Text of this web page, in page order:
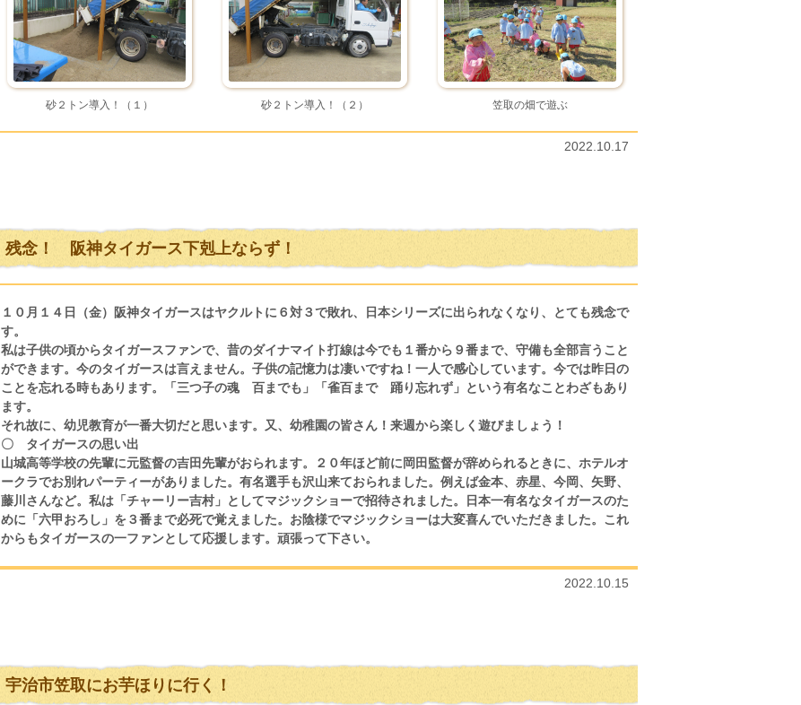
砂２トン導入！（１） 砂２トン導入！（２） 笠取の畑で遊ぶ
2022.10.17
残念！ 阪神タイガース下剋上ならず！
１０月１４日（金）阪神タイガースはヤクルトに６対３で敗れ、日本シリーズに出られなくなり、とても残念で
す。
私は子供の頃からタイガースファンで、昔のダイナマイト打線は今でも１番から９番まで、守備も全部言うこと
ができます。今のタイガースは言えません。子供の記憶力は凄いですね！一人で感心しています。今では昨日の
ことを忘れる時もあります。「三つ子の魂 百までも」「雀百まで 踊り忘れず」という有名なことわざもあり
ます。
それ故に、幼児教育が一番大切だと思います。又、幼稚園の皆さん！来週から楽しく遊びましょう！
〇 タイガースの思い出
山城高等学校の先輩に元監督の吉田先輩がおられます。２０年ほど前に岡田監督が辞められるときに、ホテルオ
ークラでお別れパーティーがありました。有名選手も沢山来ておられました。例えば金本、赤星、今岡、矢野、
藤川さんなど。私は「チャーリー吉村」としてマジックショーで招待されました。日本一有名なタイガースのた
めに「六甲おろし」を３番まで必死で覚えました。お陰様でマジックショーは大変喜んでいただきました。これ
からもタイガースの一ファンとして応援します。頑張って下さい。
2022.10.15
宇治市笠取にお芋ほりに行く！